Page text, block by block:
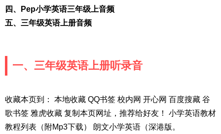
四、Pep小学英语三年级上音频
五、三年级英语上册音频
一、三年级英语上册听录音
收藏本页到： 本地收藏 QQ书签 校内网 开心网 百度搜藏 谷
歌书签 雅虎收藏 复制本页网址，推荐给好友！ 小学英语教材
教程列表（附Mp3下载） 朗文小学英语（深港版。